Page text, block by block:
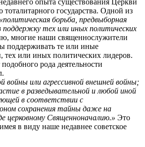
опыта существования Церкви
тоталитарного государства. Одной из
«политическая борьба, предвыборная
поддержку тех или иных политических
многие наши священнослужители
поддерживать те или иные
тех или иных политических лидеров.
рода деятельности
войны или агрессивной внешней войны;
в разведывательной и любой иной
в соответствии с
сохранения тайны даже на
церковному Священноначалию.» Это
в виду наше недавнее советское